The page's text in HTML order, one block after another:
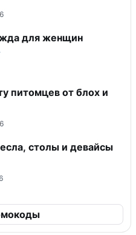
для женщин
питомцев от блох и
столы и девайсы